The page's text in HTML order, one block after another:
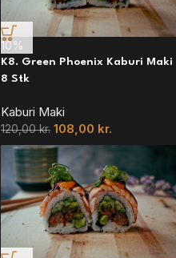
10%
K8. Green Phoenix Kaburi Maki
8 Stk
Kaburi Maki
120,00kr. 108,00 kr.